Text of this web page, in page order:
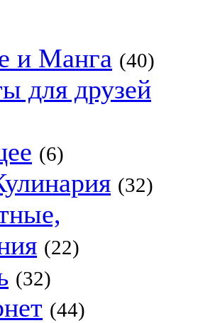
и Манга (40)
для друзей
(6)
(32)
(22)
(32)
(44)